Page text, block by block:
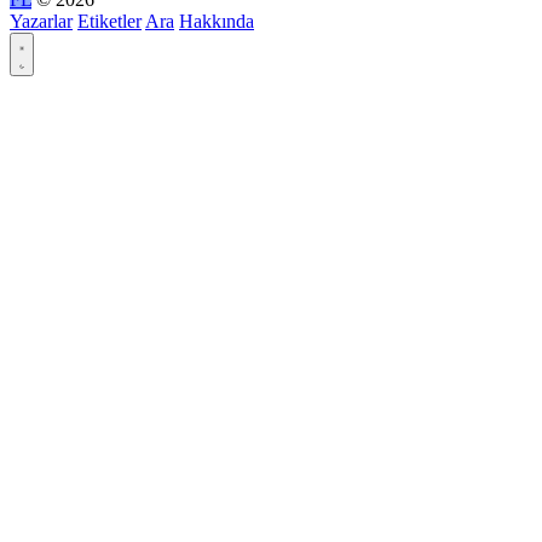
Yazarlar Etiketler Ara Hakkında